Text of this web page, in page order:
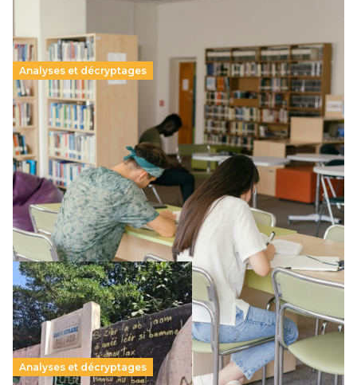
Analyses et décryptages
Supérieur privé : une dérive qui met à mal la
promesse républicaine
11 juillet 2026-
Le projet de loi sur la régulation de l’enseignement
supérieur privé met en lumière l’amplification d’un système
qui relègue l’acte pédagogique au superfétatoire, voire à…
Lire la suite →
Analyses et décryptages